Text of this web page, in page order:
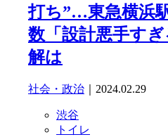
打ち”…東急横浜
数「設計悪手す
解は
社会・政治 ｜2024.02.29
渋谷
トイレ